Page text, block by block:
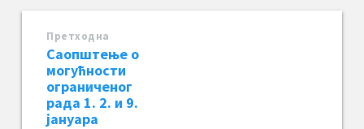
Претходна
Саопштење о
могућности
ограниченог
рада 1. 2. и 9.
јануара